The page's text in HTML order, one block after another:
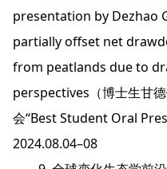
presentation by Dezhao
partially offset net
from peatlands due to
perspectives（博士生甘
会“Best Student Oral
2024.08.04–08